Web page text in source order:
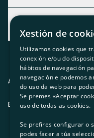
Descubre qué
Contacto
Actualidad
O recuncho da socia
Prensa
Trabaja con nosotros
Aviso legalPolítica de
ES CAGLEU
Xestión de
Utilizamos cookies que
conexión e/ou do
hábitos de navegación
navegación e podemos
do uso da web para
Se premes «Aceptar
uso de todas as cookies.
Se prefires configurar o
podes facer a túa